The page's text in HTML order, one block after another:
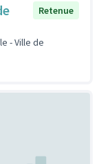
Retenue
- Ville de